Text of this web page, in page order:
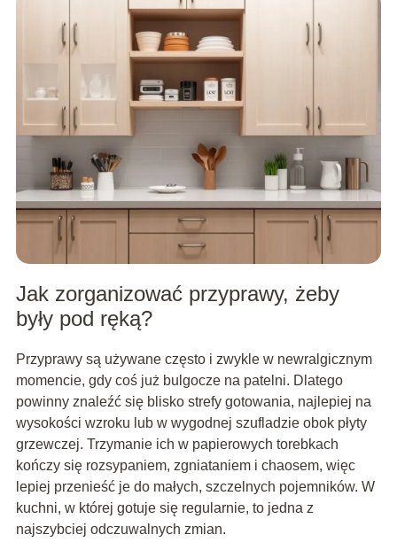
Jak zorganizować przyprawy, żeby
były pod ręką?
Przyprawy są używane często i zwykle w newralgicznym
momencie, gdy coś już bulgocze na patelni. Dlatego
powinny znaleźć się blisko strefy gotowania, najlepiej na
wysokości wzroku lub w wygodnej szufladzie obok płyty
grzewczej. Trzymanie ich w papierowych torebkach
kończy się rozsypaniem, zgniataniem i chaosem, więc
lepiej przenieść je do małych, szczelnych pojemników. W
kuchni, w której gotuje się regularnie, to jedna z
najszybciej odczuwalnych zmian.